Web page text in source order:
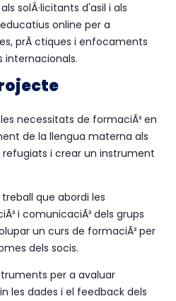
solÂ·licitants d'asil i als
online per a
prÃ ctiques i enfocaments
internacionals.
necessitats de formaciÃ³ en
de la llengua materna als
refugiats i crear un instrument
que abordi les
i comunicaciÃ³ dels grups
un curs de formaciÃ³ per
dels socis.
per a avaluar
les dades i el feedback dels